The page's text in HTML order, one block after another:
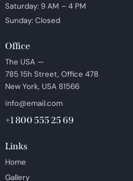
Saturday: 9 AM – 4 PM
Sunday: Closed
Office
The USA —
785 15h Street, Office 478
New York, USA 81566
info@email.com
+1 800 555 25 69
Links
Home
Gallery